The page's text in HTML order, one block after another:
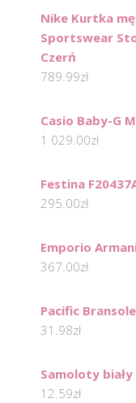
Nike Kurtka
Sportswear
Czerń
789.99zł
Casio Baby-G
1 029.00zł
Festina
295.00zł
Emporio
367.00zł
Pacific
31.98zł
Samoloty biały
12.59zł